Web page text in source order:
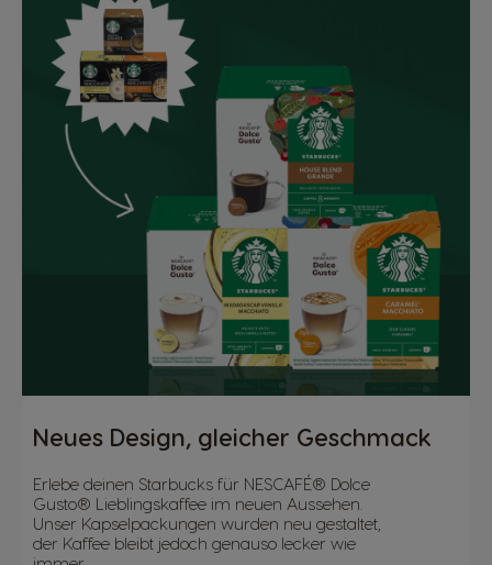
Neues Design, gleicher Geschmack
Erlebe deinen Starbucks für NESCAFÉ® Dolce
Gusto® Lieblingskaffee im neuen Aussehen.
Unser Kapselpackungen wurden neu gestaltet,
der Kaffee bleibt jedoch genauso lecker wie